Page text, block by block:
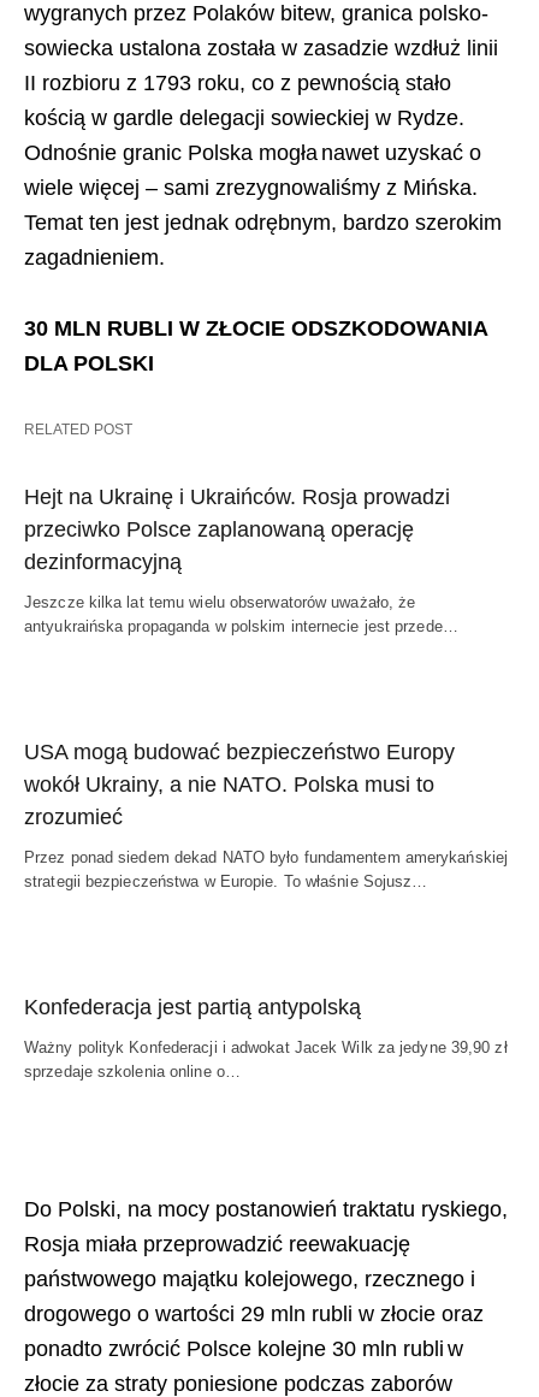
wygranych przez Polaków bitew, granica polsko-
sowiecka ustalona została w zasadzie wzdłuż linii
II rozbioru z 1793 roku, co z pewnością stało
kością w gardle delegacji sowieckiej w Rydze.
Odnośnie granic Polska mogła nawet uzyskać o
wiele więcej – sami zrezygnowaliśmy z Mińska.
Temat ten jest jednak odrębnym, bardzo szerokim
zagadnieniem.
30 MLN RUBLI W ZŁOCIE ODSZKODOWANIA
DLA POLSKI
RELATED POST
Hejt na Ukrainę i Ukraińców. Rosja prowadzi
przeciwko Polsce zaplanowaną operację
dezinformacyjną
Jeszcze kilka lat temu wielu obserwatorów uważało, że
antyukraińska propaganda w polskim internecie jest przede…
USA mogą budować bezpieczeństwo Europy
wokół Ukrainy, a nie NATO. Polska musi to
zrozumieć
Przez ponad siedem dekad NATO było fundamentem amerykańskiej
strategii bezpieczeństwa w Europie. To właśnie Sojusz…
Konfederacja jest partią antypolską
Ważny polityk Konfederacji i adwokat Jacek Wilk za jedyne 39,90 zł
sprzedaje szkolenia online o…
Do Polski, na mocy postanowień traktatu ryskiego,
Rosja miała przeprowadzić reewakuację
państwowego majątku kolejowego, rzecznego i
drogowego o wartości 29 mln rubli w złocie oraz
ponadto zwrócić Polsce kolejne 30 mln rubli w
złocie za straty poniesione podczas zaborów